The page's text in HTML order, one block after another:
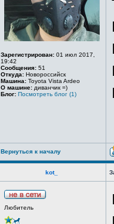
Зарегистрирован: 01 июл 2017,
19:42
Сообщения: 51
Откуда: Новороссийск
Машина: Toyota Vista Ardeo
О машине: диванчик =)
Блог: Посмотреть блог (1)
Вернуться к началу
kot_
Любитель